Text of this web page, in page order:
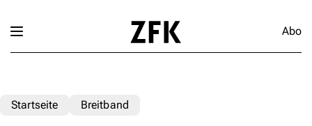
Abo
Startseite Breitband